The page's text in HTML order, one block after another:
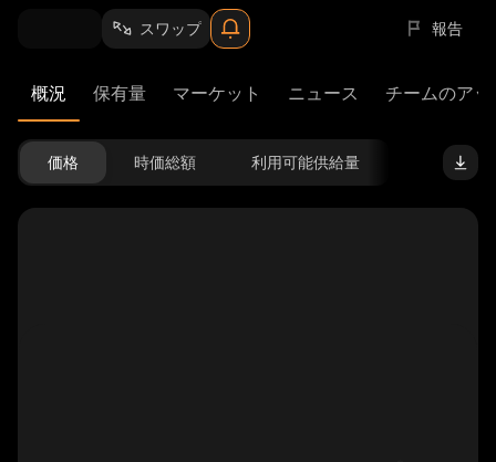
スワップ 報告
概況 保有量 マーケット ニュース チームのア
価格 時価総額 利用可能供給量